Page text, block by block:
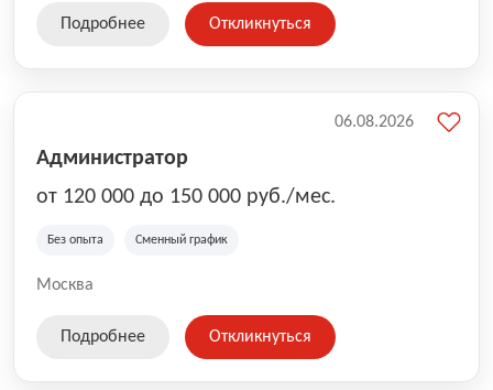
Подробнее Откликнуться
Администратор
от 120 000 до 150 000 руб./мес.
Без опыта Сменный график
Москва
06.08.2026
Подробнее Откликнуться